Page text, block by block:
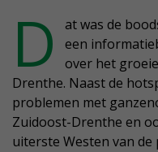
D
at was de
een
over het
Drenthe. Naast de
problemen met
Zuidoost-Drenthe en
uiterste Westen van de